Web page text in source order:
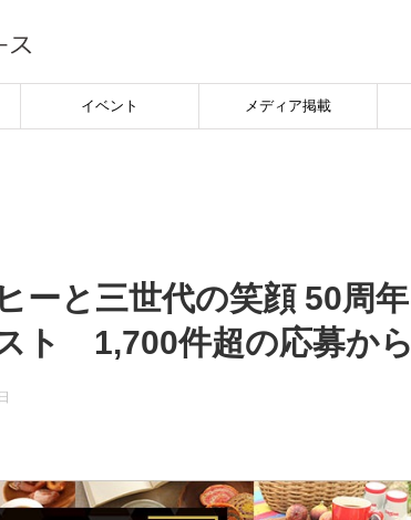
イベント メディア掲載
ーと三世代の笑顔 50周年
ト 1,700件超の応募から